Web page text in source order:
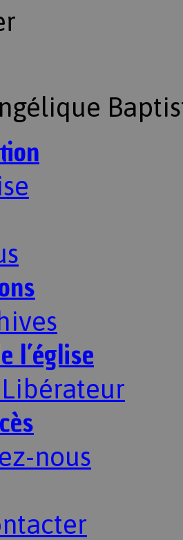
l’église
nous